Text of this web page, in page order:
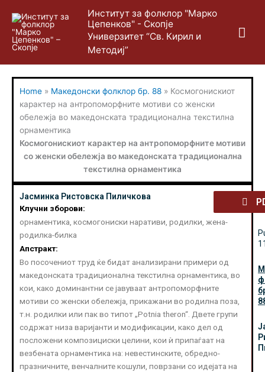
content
Институт за фолклор "Марко
Цепенков" - Скопје
Универзитет “Св. Кирил и
Методиј”
Home » Македонски фолклор бр. 88 » Космогонискиот
карактер на антропоморфните мотиви со женски
обележја во македонската традиционална текстилна
орнаментика
Космогонискиот карактер на антропоморфните мотиви
со женски обележја во македонската традиционална
текстилна орнаментика
Јасминка Ристовска Пиличкова
Клучни зборови:
орнаментика, космогониски наративи, родилки, жена-
родилка-билка
Апстракт:
Во посочениот труд ќе бидат анализирани примери од
македонската традиционална текстилна орнаментика, во
кои, како доминантни се јавуваат антропоморфните
мотиви со женски обележја, прикажани во родилна поза,
т.н. родилки или пак во типот „Potnia theron“. Двете групи
содржат низа варијанти и модификации, како дел од
посложени композициски целини, кои ѝ припаѓаат на
везбената орнаментика на: невестинските, обредно-
празничните, венчалните кошули, поврзани со идејата на